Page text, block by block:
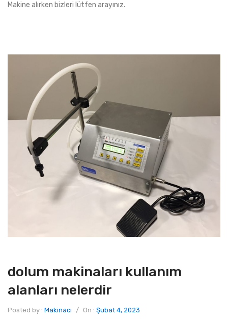
Makine alırken bizleri lütfen arayınız.
dolum makinaları kullanım
alanları nelerdir
Posted by : Makinacı / On : Şubat 4, 2023